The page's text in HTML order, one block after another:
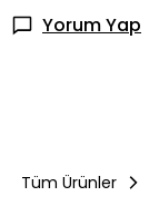
Yorum Yap
Tüm Ürünler